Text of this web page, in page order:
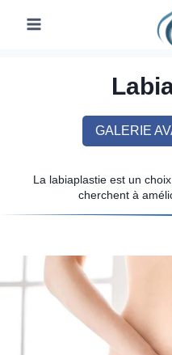
GALERIE
La labiaplastie est un
cherchent à